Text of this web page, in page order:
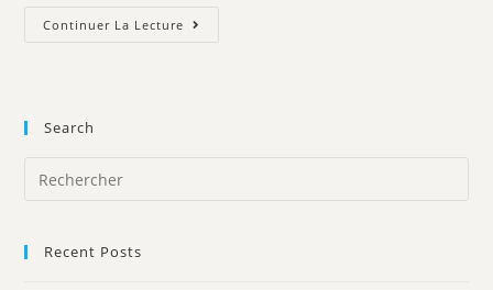
Continuer La Lecture
Search
Recent Posts